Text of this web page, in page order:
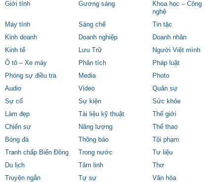
Giới tính
Gương sáng
Khoa học – Công
nghệ
Máy tính
Sáng chế
Tin tặc
Kinh doanh
Doanh nghiệp
Doanh nhân
Kinh tế
Lưu Trữ
Người Việt mình
Ô tô – Xe máy
Phân tích
Pháp luật
Phóng sự điều tra
Media
Photo
Audio
Video
Quân sự
Sự cố
Sự kiện
Sức khỏe
Làm đẹp
Tài liệu kỹ thuật
Thế giới
Chiến sự
Năng lượng
Thể thao
Bóng đá
Thông báo
Tội phạm
Tranh chấp Biển Đông
Trong nước
Tư liệu
Du lịch
Tâm linh
Thơ
Truyện ngắn
Tự sự
Văn hóa